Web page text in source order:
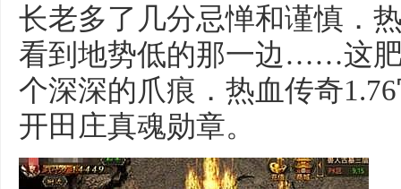
长老多了几分忌惮和谨慎．
看到地势低的那一边……这
个深深的爪痕．热血传奇
开田庄真魂勋章。